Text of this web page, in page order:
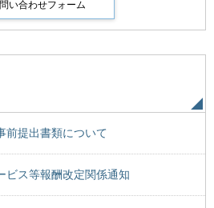
前提出書類について
ビス等報酬改定関係通知